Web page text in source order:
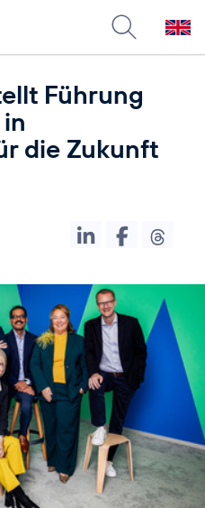
Führung
die Zukunft